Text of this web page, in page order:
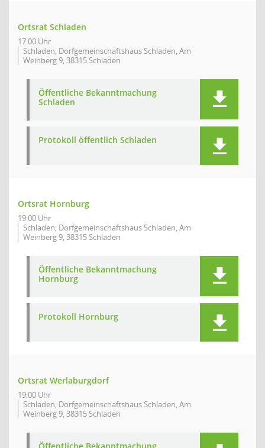
Ortsrat Schladen
17:00 Uhr
Schladen, Dorfgemeinschaftshaus Schladen, Am
Weinberg 9, 38315 Schladen
Öffentliche Bekanntmachung
Schladen
Protokoll öffentlich Schladen
Ortsrat Hornburg
19:00 Uhr
Schladen, Dorfgemeinschaftshaus Schladen, Am
Weinberg 9, 38315 Schladen
Öffentliche Bekanntmachung
Hornburg
Protokoll Hornburg
Ortsrat Werlaburgdorf
19:00 Uhr
Schladen, Dorfgemeinschaftshaus Schladen, Am
Weinberg 9, 38315 Schladen